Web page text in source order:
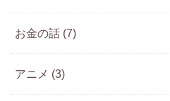
お金の話 (7)
アニメ (3)